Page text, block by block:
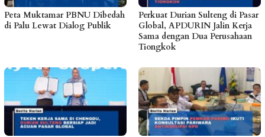
Peta Muktamar PBNU Dibedah
di Palu Lewat Dialog Publik
Perkuat Durian Sulteng di Pasar
Global, APDURIN Jalin Kerja
Sama dengan Dua Perusahaan
Tiongkok